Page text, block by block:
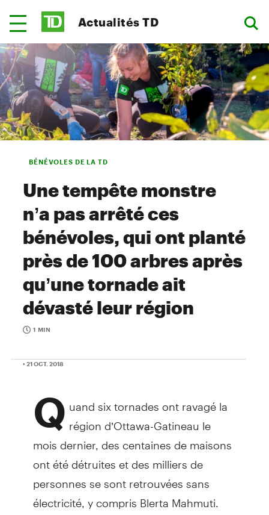
Actualités TD
BÉNÉVOLES DE LA TD
Une tempête monstre
n’a pas arrêté ces
bénévoles, qui ont planté
près de 100 arbres après
qu’une tornade ait
dévasté leur région
1 MIN
• 21 OCT. 2018
Q uand six tornades ont ravagé la
région d’Ottawa-Gatineau le
mois dernier, des centaines de maisons
ont été détruites et des milliers de
personnes se sont retrouvées sans
électricité, y compris Blerta Mahmuti.